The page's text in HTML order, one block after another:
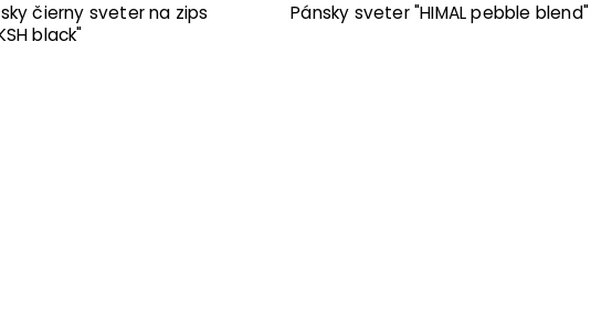
čierny sveter na zips
black"
Pánsky sveter "HIMAL pebble blend"